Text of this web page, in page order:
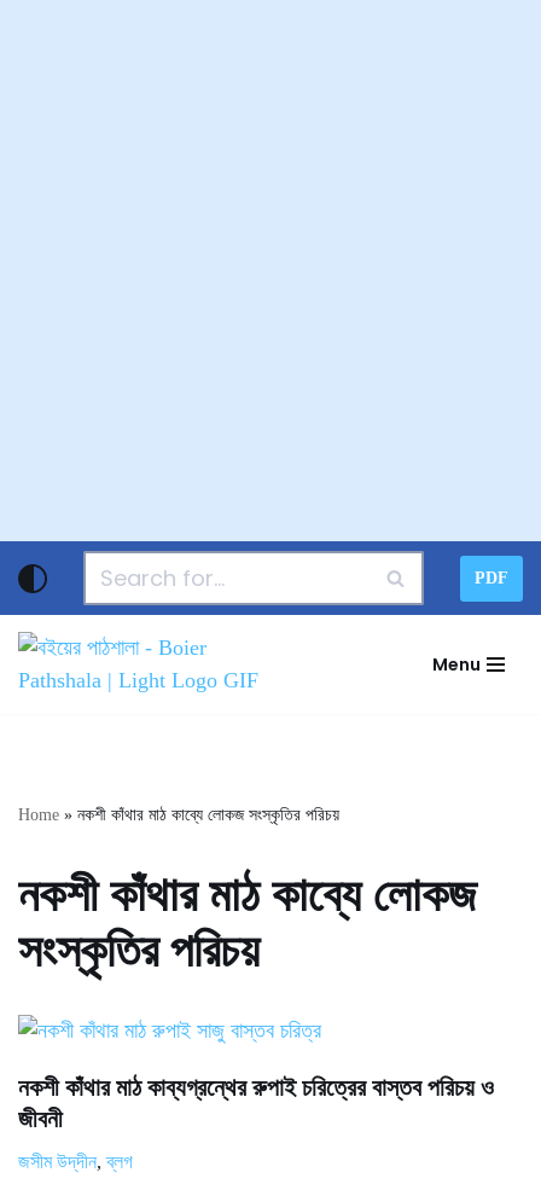
to
content
PDF
Menu
Home » নকশী কাঁথার মাঠ কাব্যে লোকজ সংস্কৃতির পরিচয়
নকশী কাঁথার মাঠ কাব্যে লোকজ
সংস্কৃতির পরিচয়
নকশী কাঁথার মাঠ কাব্যগ্রন্থের রুপাই চরিত্রের বাস্তব পরিচয় ও
জীবনী
জসীম উদ্‌দীন,ব্লগ